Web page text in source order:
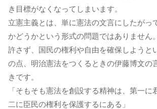
き目標がなくなってしまいます。
立憲主義とは、単に憲法の文言にしたがっ
かどうかという形式の問題ではありません
許さず、国民の権利や自由を確保しようと
の点、明治憲法をつくるときの伊藤博文の
きです。
「そもそも憲法を創設する精神は、第一に
二に臣民の権利を保護するにある」